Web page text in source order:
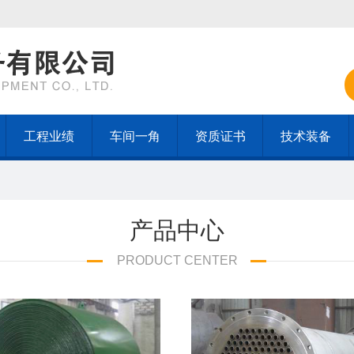
工程业绩 车间一角 资质证书 技术装备
产品中心
PRODUCT CENTER